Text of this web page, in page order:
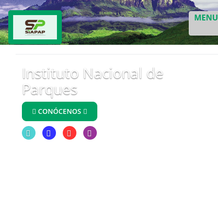
MENU
Instituto Nacional de
Parques
CONÓCENOS